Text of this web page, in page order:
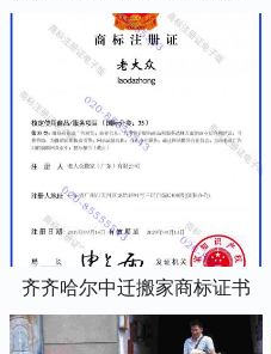
齐齐哈尔中迁搬家商标证书